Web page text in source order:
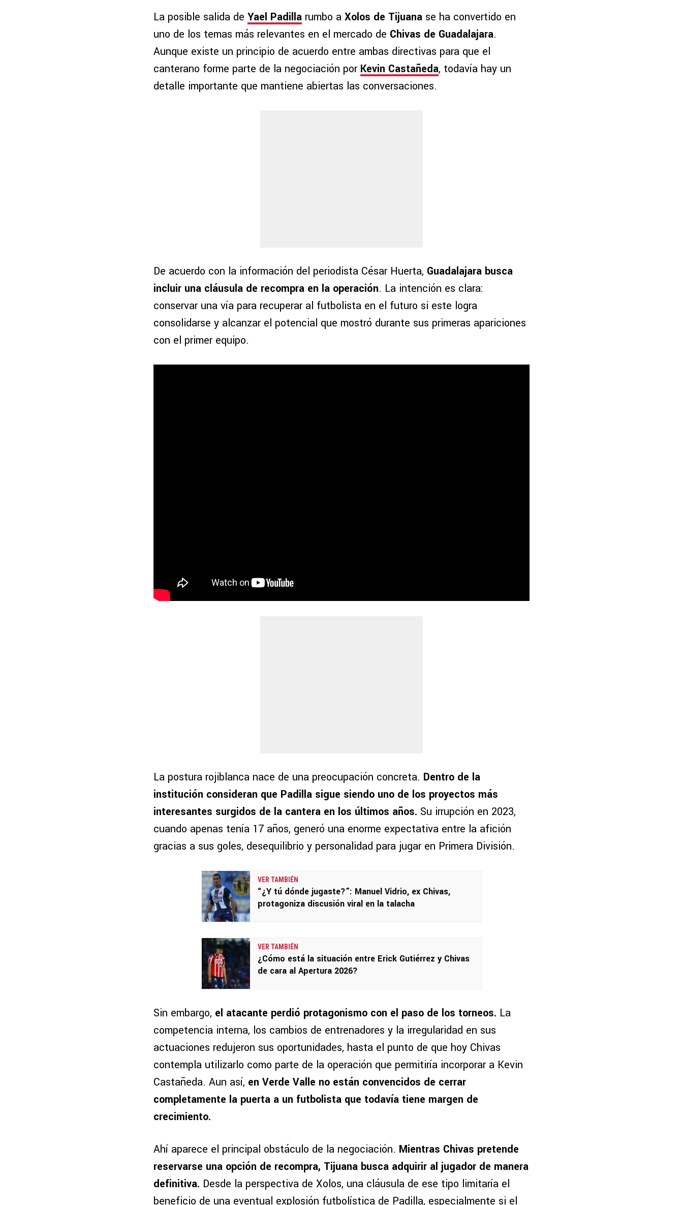
La posible salida de Yael Padilla rumbo a Xolos de Tijuana se ha convertido en
uno de los temas más relevantes en el mercado de Chivas de Guadalajara.
Aunque existe un principio de acuerdo entre ambas directivas para que el
canterano forme parte de la negociación por Kevin Castañeda, todavía hay un
detalle importante que mantiene abiertas las conversaciones.
De acuerdo con la información del periodista César Huerta, Guadalajara busca
incluir una cláusula de recompra en la operación. La intención es clara:
conservar una vía para recuperar al futbolista en el futuro si este logra
consolidarse y alcanzar el potencial que mostró durante sus primeras apariciones
con el primer equipo.
La postura rojiblanca nace de una preocupación concreta. Dentro de la
institución consideran que Padilla sigue siendo uno de los proyectos más
interesantes surgidos de la cantera en los últimos años. Su irrupción en 2023,
cuando apenas tenía 17 años, generó una enorme expectativa entre la afición
gracias a sus goles, desequilibrio y personalidad para jugar en Primera División.
VER TAMBIÉN
“¿Y tú dónde jugaste?”: Manuel Vidrio, ex Chivas,
protagoniza discusión viral en la talacha
VER TAMBIÉN
¿Cómo está la situación entre Erick Gutiérrez y Chivas
de cara al Apertura 2026?
Sin embargo, el atacante perdió protagonismo con el paso de los torneos. La
competencia interna, los cambios de entrenadores y la irregularidad en sus
actuaciones redujeron sus oportunidades, hasta el punto de que hoy Chivas
contempla utilizarlo como parte de la operación que permitiría incorporar a Kevin
Castañeda. Aun así, en Verde Valle no están convencidos de cerrar
completamente la puerta a un futbolista que todavía tiene margen de
crecimiento.
Ahí aparece el principal obstáculo de la negociación. Mientras Chivas pretende
reservarse una opción de recompra, Tijuana busca adquirir al jugador de manera
definitiva. Desde la perspectiva de Xolos, una cláusula de ese tipo limitaría el
beneficio de una eventual explosión futbolística de Padilla, especialmente si el